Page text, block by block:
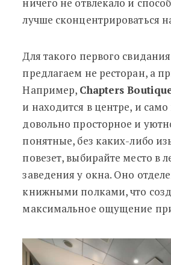
лучше сконцентрироваться
Для такого первого
предлагаем не ресторан, а
Например, Chapters
и находится в центре, и само
довольно просторное и
понятные, без каких-либо
повезет, выбирайте место в
заведения у окна. Оно
книжными полками, что
максимальное ощущение